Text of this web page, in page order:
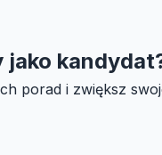
porad i zwiększ